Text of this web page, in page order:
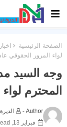
الصفحة الرئيسية
لواء المرور الحقوقي
وجه السيد
المحترم
Author -
فبراير 13, 2025